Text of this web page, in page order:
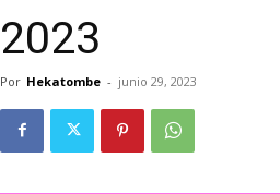
2023
Por Hekatombe - junio 29, 2023